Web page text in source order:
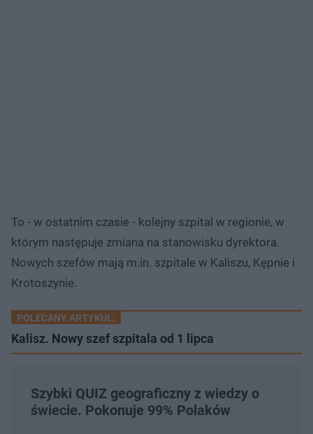
To - w ostatnim czasie - kolejny szpital w regionie, w
którym następuje zmiana na stanowisku dyrektora.
Nowych szefów mają m.in. szpitale w Kaliszu, Kępnie i
Krotoszynie.
POLECANY ARTYKUŁ:
Kalisz. Nowy szef szpitala od 1 lipca
Szybki QUIZ geograficzny z wiedzy o
świecie. Pokonuje 99% Polaków